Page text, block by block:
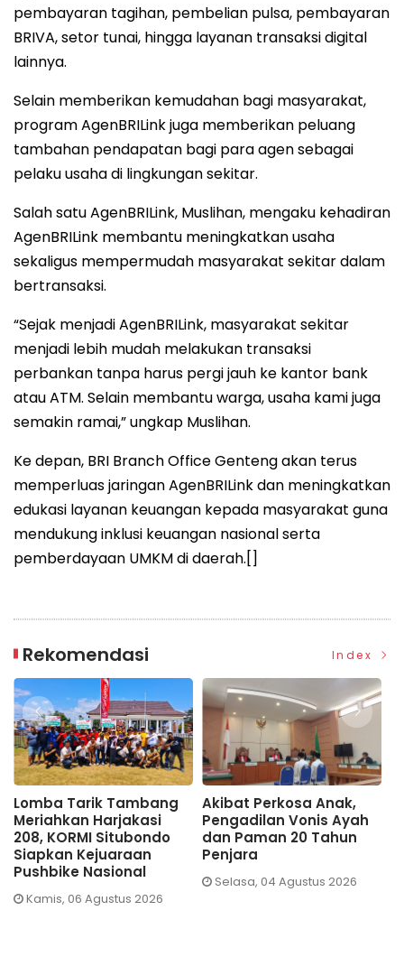
pembayaran tagihan, pembelian pulsa, pembayaran
BRIVA, setor tunai, hingga layanan transaksi digital
lainnya.
Selain memberikan kemudahan bagi masyarakat,
program AgenBRILink juga memberikan peluang
tambahan pendapatan bagi para agen sebagai
pelaku usaha di lingkungan sekitar.
Salah satu AgenBRILink, Muslihan, mengaku kehadiran
AgenBRILink membantu meningkatkan usaha
sekaligus mempermudah masyarakat sekitar dalam
bertransaksi.
“Sejak menjadi AgenBRILink, masyarakat sekitar
menjadi lebih mudah melakukan transaksi
perbankan tanpa harus pergi jauh ke kantor bank
atau ATM. Selain membantu warga, usaha kami juga
semakin ramai,” ungkap Muslihan.
Ke depan, BRI Branch Office Genteng akan terus
memperluas jaringan AgenBRILink dan meningkatkan
edukasi layanan keuangan kepada masyarakat guna
mendukung inklusi keuangan nasional serta
pemberdayaan UMKM di daerah.[]
Rekomendasi Index
Lomba Tarik Tambang
Meriahkan Harjakasi
208, KORMI Situbondo
Siapkan Kejuaraan
Pushbike Nasional
Kamis, 06 Agustus 2026
Akibat Perkosa Anak,
Pengadilan Vonis Ayah
dan Paman 20 Tahun
Penjara
Selasa, 04 Agustus 2026